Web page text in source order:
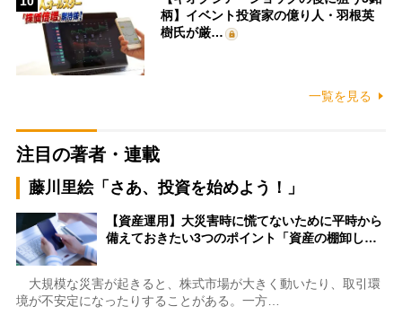
柄】イベント投資家の億り人・羽根英
樹氏が厳…
一覧を見る
注目の著者・連載
藤川里絵「さあ、投資を始めよう！」
【資産運用】大災害時に慌てないために平時から
備えておきたい3つのポイント「資産の棚卸し…
大規模な災害が起きると、株式市場が大きく動いたり、取引環
境が不安定になったりすることがある。一方…